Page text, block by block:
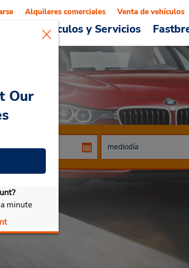
Vehículos y Servicios
Alquileres comerciales Venta de vehículos
Our
minute